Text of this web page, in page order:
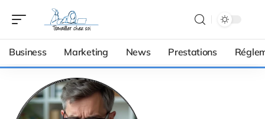
Business Marketing News Prestations